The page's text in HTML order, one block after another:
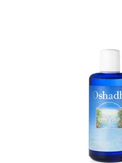
Latinský název rostliny:
Větvičky/Listy Země...
Skladem
Oshadhi